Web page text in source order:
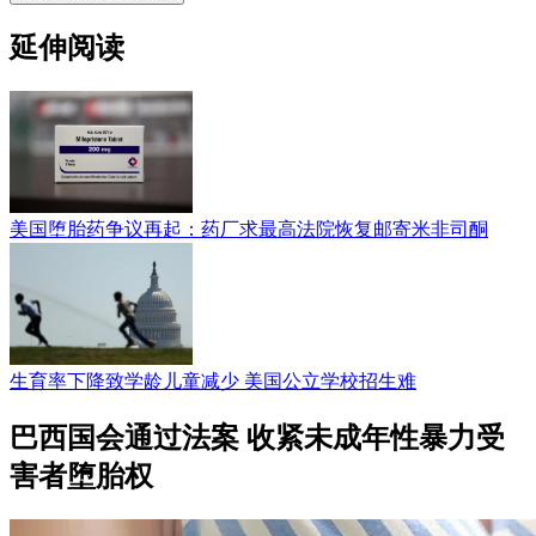
延伸阅读
美国堕胎药争议再起：药厂求最高法院恢复邮寄米非司酮
生育率下降致学龄儿童减少 美国公立学校招生难
巴西国会通过法案 收紧未成年性暴力受
害者堕胎权